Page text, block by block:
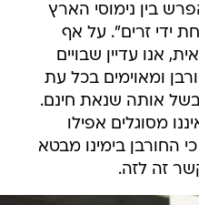
בין נימוסי הארץ
ידי זרים". על אף
אנו עדיין שבויים
ומאוימים בכל עת
אותה שנאת חינם.
מסוגלים אפילו
החורבן בימינו מבטא
זה לזה.